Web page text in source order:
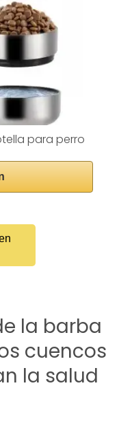
para perro
la barba
cuencos
la salud